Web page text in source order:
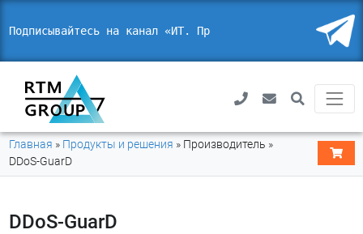
Подписывайтесь на канал «ИТ. Право
Главная » Продукты и решения » Производитель »
DDoS-GuarD
DDoS-GuarD